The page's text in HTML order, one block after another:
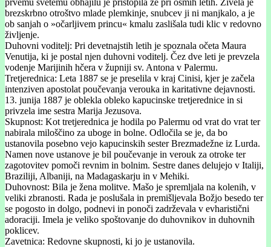
brezskrbno otroštvo mlade plemkinje, snubcev ji ni manjkalo, a je
ob sanjah o »očarljivem princu« kmalu zaslišala tudi klic v redovno
življenje.
Duhovni voditelj: Pri devetnajstih letih je spoznala očeta Maura
Venutija, ki je postal njen duhovni voditelj. Čez dve leti je prevzela
vodenje Marijinih hčera v župniji sv. Antona v Palermu.
Tretjerednica: Leta 1887 se je preselila v kraj Cinisi, kjer je začela
intenziven apostolat poučevanja verouka in karitativne dejavnosti.
13. junija 1887 je oblekla obleko kapucinske tretjerednice in si
privzela ime sestra Marija Jezusova.
Skupnost: Kot tretjerednica je hodila po Palermu od vrat do vrat ter
nabirala miloščino za uboge in bolne. Odločila se je, da bo
ustanovila posebno vejo kapucinskih sester Brezmadežne iz Lurda.
Namen nove ustanove je bil poučevanje in verouk za otroke ter
zagotovitev pomoči revnim in bolnim. Sestre danes delujejo v Italiji,
Braziliji, Albaniji, na Madagaskarju in v Mehiki.
Duhovnost: Bila je žena molitve. Mašo je spremljala na kolenih, v
veliki zbranosti. Rada je poslušala in premišljevala Božjo besedo ter
se pogosto in dolgo, podnevi in ponoči zadrževala v evharistični
adoraciji. Imela je veliko spoštovanje do duhovnikov in duhovnih
poklicev.
Zavetnica: Redovne skupnosti, ki jo je ustanovila.